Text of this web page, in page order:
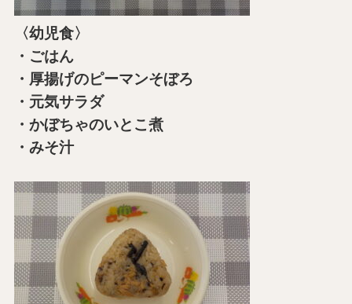
〈幼児食〉
・ごはん
・厚揚げのピーマンそぼろ
・元気サラダ
・かぼちゃのいとこ煮
・みそ汁